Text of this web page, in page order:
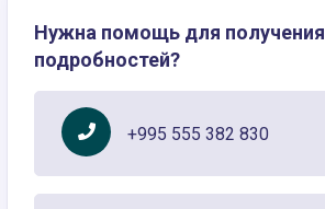
Нужна помощь для получения
подробностей?
+995 555 382 830